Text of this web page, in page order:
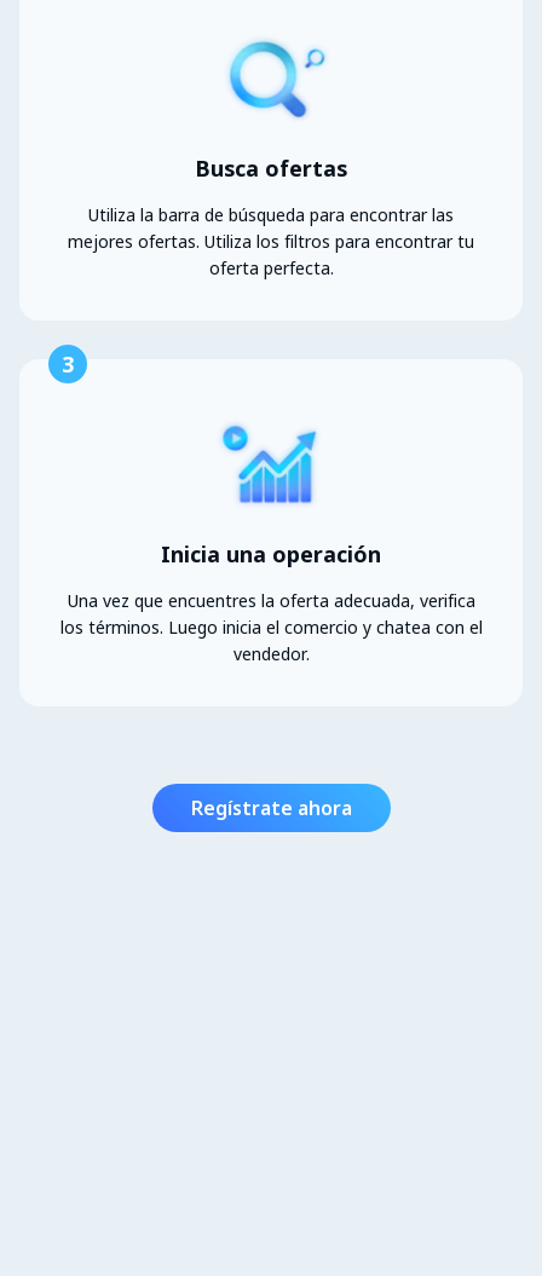
Busca ofertas
Utiliza la barra de búsqueda para encontrar las
mejores ofertas. Utiliza los filtros para encontrar tu
oferta perfecta.
3
Inicia una operación
Una vez que encuentres la oferta adecuada, verifica
los términos. Luego inicia el comercio y chatea con el
vendedor.
Regístrate ahora